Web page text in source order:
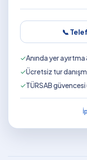
📞
✓Anında yer
✓Ücretsiz tur
✓TÜRSAB